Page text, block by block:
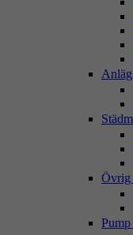
Övrig
Pump